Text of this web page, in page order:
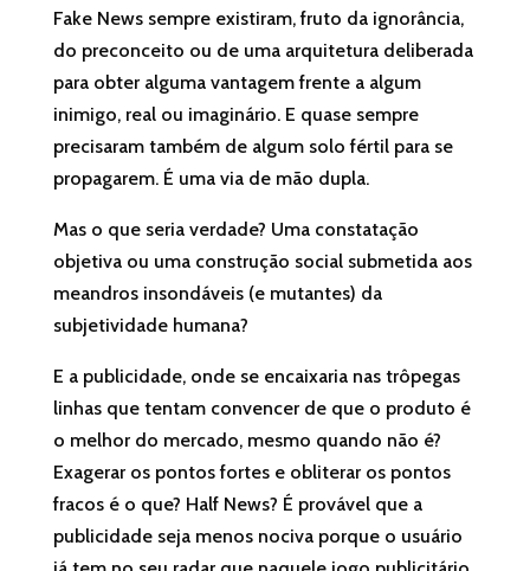
Fake News sempre existiram, fruto da ignorância,
do preconceito ou de uma arquitetura deliberada
para obter alguma vantagem frente a algum
inimigo, real ou imaginário. E quase sempre
precisaram também de algum solo fértil para se
propagarem. É uma via de mão dupla.
Mas o que seria verdade? Uma constatação
objetiva ou uma construção social submetida aos
meandros insondáveis (e mutantes) da
subjetividade humana?
E a publicidade, onde se encaixaria nas trôpegas
linhas que tentam convencer de que o produto é
o melhor do mercado, mesmo quando não é?
Exagerar os pontos fortes e obliterar os pontos
fracos é o que? Half News? É provável que a
publicidade seja menos nociva porque o usuário